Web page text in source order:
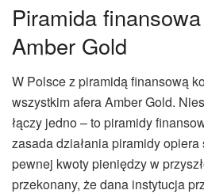
Piramida
Amber Gold
W Polsce z piramidą finansową
wszystkim afera Amber Gold.
łączy jedno – to piramidy
zasada działania piramidy
pewnej kwoty pieniędzy w
przekonany, że dana instytucja